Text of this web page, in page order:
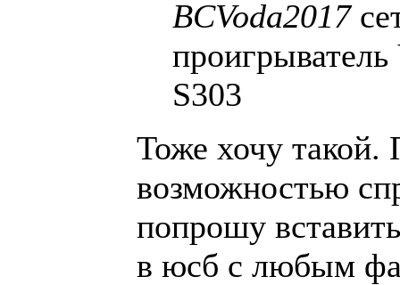
BCVoda2017
S303
Тоже хочу такой.
возможностью
попрошу
в юсб с любым